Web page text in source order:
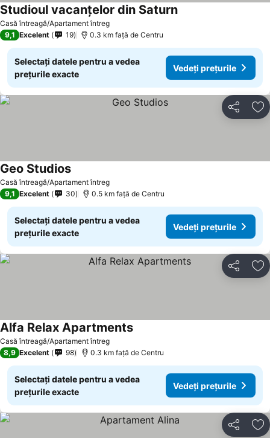
Casă întreagă/Apartament întreg
Studioul vacanțelor din Saturn
9,1 Excelent 19 0.3 km faţă de Centru
Selectați datele pentru a vedea
prețurile exacte
Vedeți prețurile
Distribuiți
Casă întreagă/Apartament întreg
Geo Studios
9,1 Excelent 30 0.5 km faţă de Centru
Selectați datele pentru a vedea
prețurile exacte
Vedeți prețurile
Distribuiți
Casă întreagă/Apartament întreg
Alfa Relax Apartments
8,9 Excelent 98 0.3 km faţă de Centru
Selectați datele pentru a vedea
prețurile exacte
Vedeți prețurile
Distribuiți